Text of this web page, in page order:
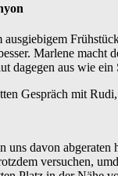
Frühstück,
Marlene macht
dagegen aus wie
Gespräch mit
davon abgeraten
versuchen,